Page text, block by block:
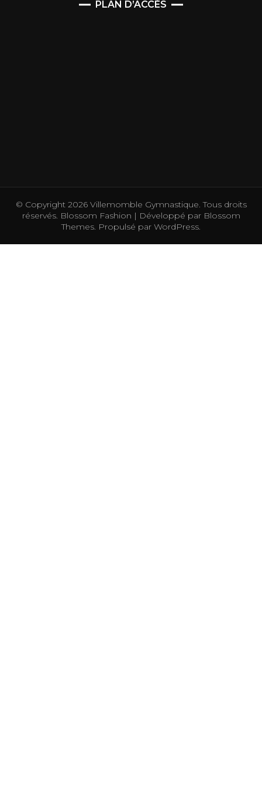
PLAN D’ACCÈS
© Copyright 2026 Villemomble Gymnastique . Tous droits
réservés. Blossom Fashion | Développé parBlossom
Themes . Propulsé par WordPress